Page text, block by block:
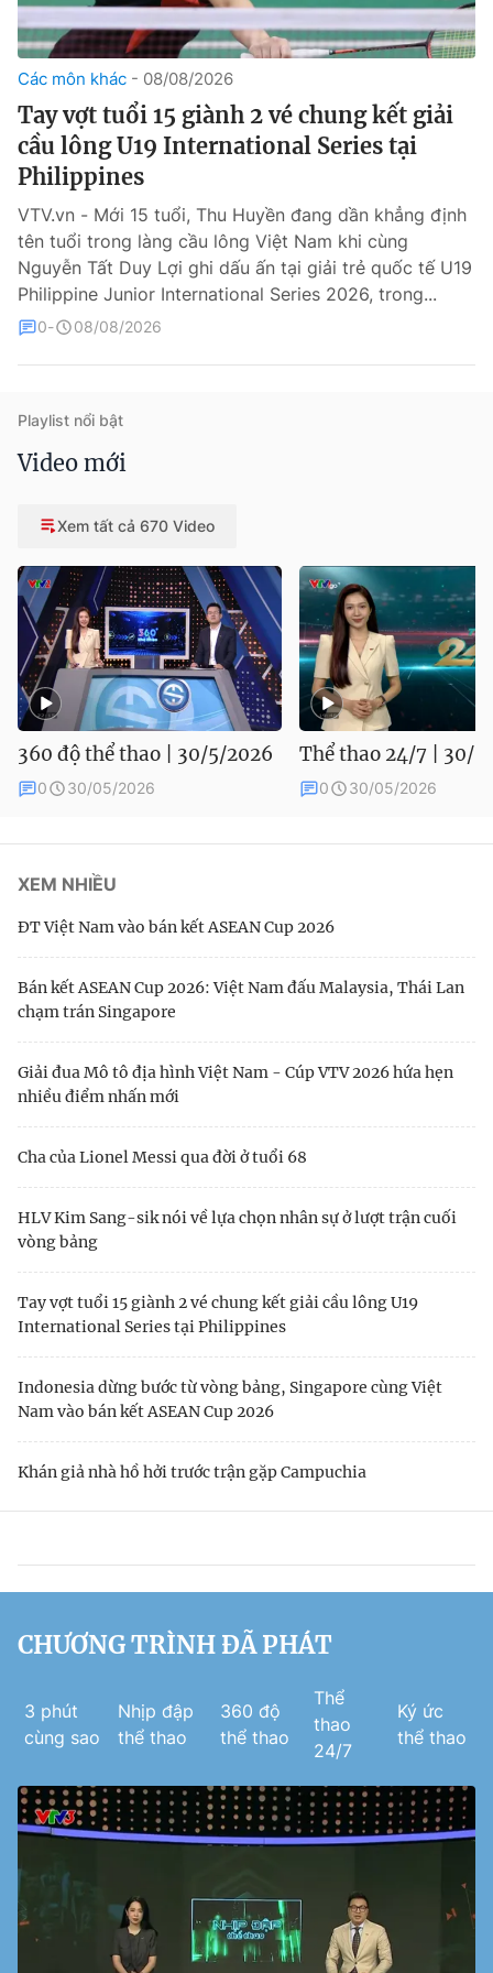
® Cấm sao chép dưới mọi hình thức nếu không có sự chấp
thuận bằng văn bản. Ghi rõ nguồn VTV.vn khi phát hành lại
thông tin từ website này.
Các môn khác 08/08/2026
Tay vợt tuổi 15 giành 2 vé chung kết giải
cầu lông U19 International Series tại
Philippines
VTV.vn - Mới 15 tuổi, Thu Huyền đang dần khẳng định
tên tuổi trong làng cầu lông Việt Nam khi cùng
Nguyễn Tất Duy Lợi ghi dấu ấn tại giải trẻ quốc tế U19
Philippine Junior International Series 2026, trong...
0 08/08/2026
Playlist nổi bật
Video mới
Xem tất cả 670 Video
360 độ thể thao | 30/5/2026
0 30/05/2026
Thể thao 24/7 | 30/
0 30/05/2026
XEM NHIỀU
ĐT Việt Nam vào bán kết ASEAN Cup 2026
Bán kết ASEAN Cup 2026: Việt Nam đấu Malaysia, Thái Lan
chạm trán Singapore
Giải đua Mô tô địa hình Việt Nam - Cúp VTV 2026 hứa hẹn
nhiều điểm nhấn mới
Cha của Lionel Messi qua đời ở tuổi 68
HLV Kim Sang-sik nói về lựa chọn nhân sự ở lượt trận cuối
vòng bảng
Tay vợt tuổi 15 giành 2 vé chung kết giải cầu lông U19
International Series tại Philippines
Indonesia dừng bước từ vòng bảng, Singapore cùng Việt
Nam vào bán kết ASEAN Cup 2026
Khán giả nhà hồ hởi trước trận gặp Campuchia
CHƯƠNG TRÌNH ĐÃ PHÁT
3 phút
cùng sao
Nhịp đập
thể thao
360 độ
thể thao
Thể
thao
24/7
Ký ức
thể thao